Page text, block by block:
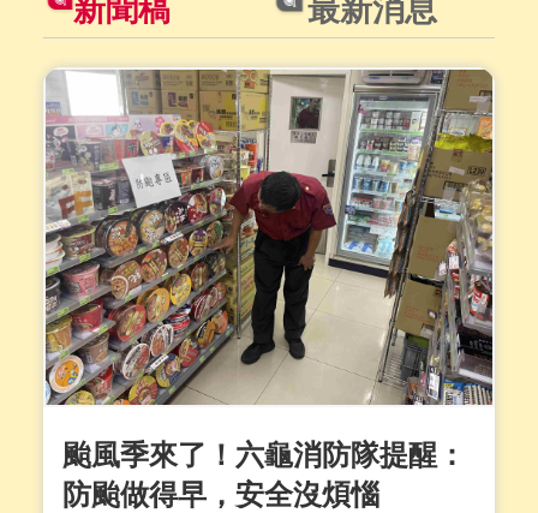
[另
開
新
視
窗]
新聞稿 最新消息
颱風季來了！六龜消防隊提醒：
防颱做得早，安全沒煩惱